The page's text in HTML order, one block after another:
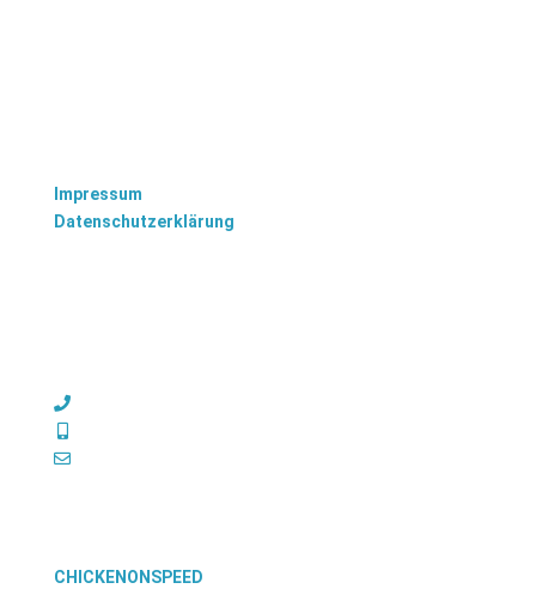
Impressum
Datenschutzerklärung
CHICKENONSPEED